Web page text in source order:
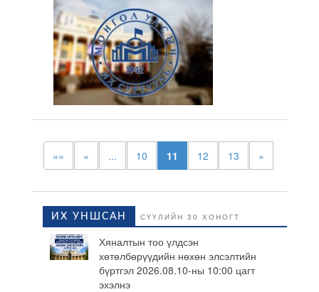
«« « ... 10 11 12 13 »
ИХ УНШСАН СҮҮЛИЙН 30 ХОНОГТ
Хяналтын тоо үлдсэн
хөтөлбөрүүдийн нөхөн элсэлтийн
бүртгэл 2026.08.10-ны 10:00 цагт
эхэлнэ